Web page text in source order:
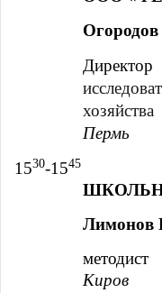
хозяйства
Пермь
1530-15
Киров